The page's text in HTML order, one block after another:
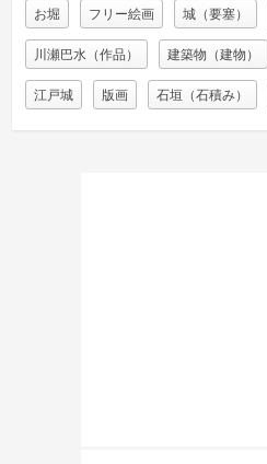
お堀 フリー絵画 城（要塞）
川瀬巴水（作品） 建築物（建物）
江戸城 版画 石垣（石積み）